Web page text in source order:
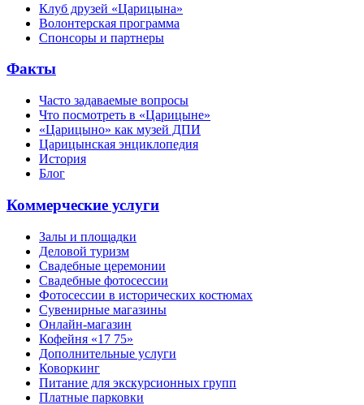
Клуб друзей «Царицына»
Волонтерская программа
Спонсоры и партнеры
Факты
Часто задаваемые вопросы
Что посмотреть в «Царицыне»
«Царицыно» как музей ДПИ
Царицынская энциклопедия
История
Блог
Коммерческие услуги
Залы и площадки
Деловой туризм
Свадебные церемонии
Свадебные фотосессии
Фотосессии в исторических костюмах
Сувенирные магазины
Онлайн-магазин
Кофейня «17 75»
Дополнительные услуги
Коворкинг
Питание для экскурсионных групп
Платные парковки